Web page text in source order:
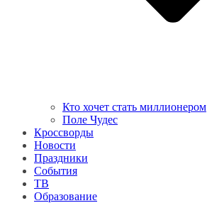
Кто хочет стать миллионером
Поле Чудес
Кроссворды
Новости
Праздники
События
ТВ
Образование